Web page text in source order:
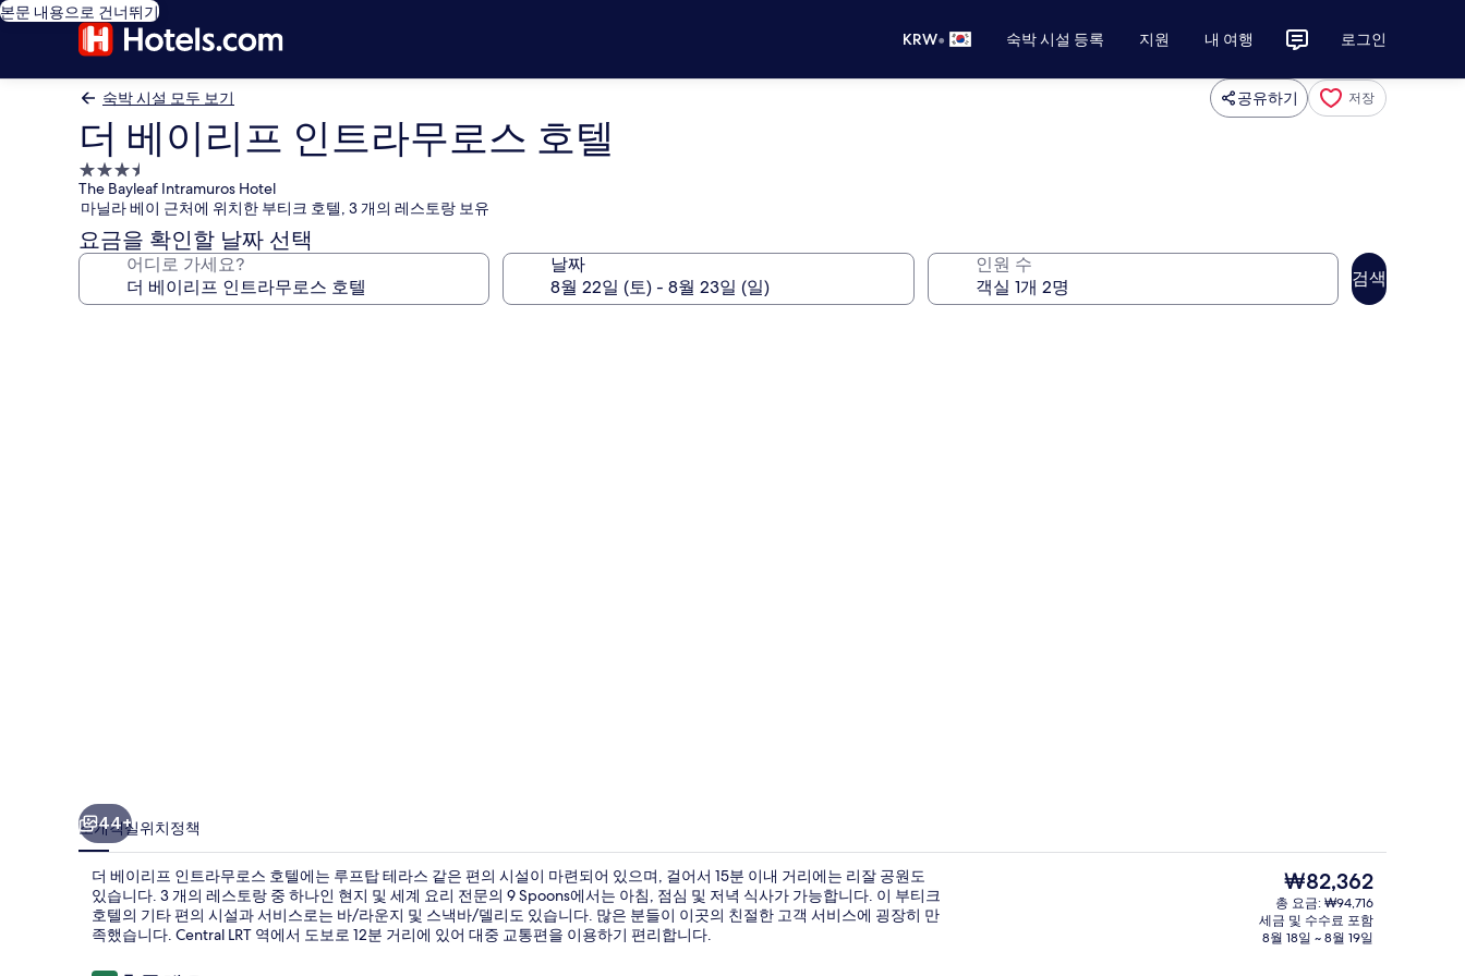
본문 내용으로 건너뛰기
KRW• 숙박 시설 등록 지원 내 여행 로그인
숙박 시설 모두 보기 공유하기 저장
더 베이리프 인트라무로스 호텔
3.5
성
급
숙
박
The Bayleaf Intramuros Hotel
마닐라 베이 근처에 위치한 부티크 호텔, 3 개의 레스토랑 보유
요금을 확인할 날짜 선택
어디로 가세요? 날짜 인원 수
검색
사
진
갤
러
Bayleaf Suite | 거실 공간 | 케이블 채널 시청이 가능한 32인치 LCD TV, TV
리셉션
44+
소개객실위치정책
더 베이리프 인트라무로스 호텔에는 루프탑 테라스 같은 편의 시설이 마련되어 있으며, 걸어서 15분 이내 거리에는 리잘 공원도
있습니다. 3 개의 레스토랑 중 하나인 현지 및 세계 요리 전문의 9 Spoons에서는 아침, 점심 및 저녁 식사가 가능합니다. 이 부티크
호텔의 기타 편의 시설과 서비스로는 바/라운지 및 스낵바/델리도 있습니다. 많은 분들이 이곳의 친절한 고객 서비스에 굉장히 만
족했습니다. Central LRT 역에서 도보로 12분 거리에 있어 대중 교통편을 이용하기 편리합니다.
현
재
가
격
₩82,362
총 요금: ₩94,716
세금 및 수수료 포함
8월 18일 ~ 8월 19일